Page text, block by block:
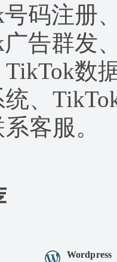
码注册
告群发
数
、
客服。
Wordpress